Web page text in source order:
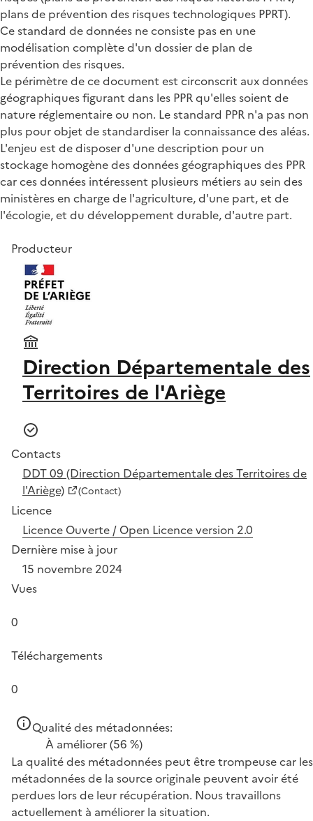
plans de prévention des risques technologiques PPRT).
Ce standard de données ne consiste pas en une
modélisation complète d'un dossier de plan de
prévention des risques.
Le périmètre de ce document est circonscrit aux données
géographiques figurant dans les PPR qu'elles soient de
nature réglementaire ou non. Le standard PPR n'a pas non
plus pour objet de standardiser la connaissance des aléas.
L'enjeu est de disposer d'une description pour un
stockage homogène des données géographiques des PPR
car ces données intéressent plusieurs métiers au sein des
ministères en charge de l'agriculture, d'une part, et de
l'écologie, et du développement durable, d'autre part.
Producteur
Direction Départementale des
Territoires de l'Ariège
Contacts
DDT 09 (Direction Départementale des Territoires de
l'Ariège)
(Contact)
Licence
Licence Ouverte / Open Licence version 2.0
Dernière mise à jour
15 novembre 2024
Vues
0
Téléchargements
0
Qualité des métadonnées:
À améliorer(56 %)
La qualité des métadonnées peut être trompeuse car les
métadonnées de la source originale peuvent avoir été
perdues lors de leur récupération. Nous travaillons
actuellement à améliorer la situation.